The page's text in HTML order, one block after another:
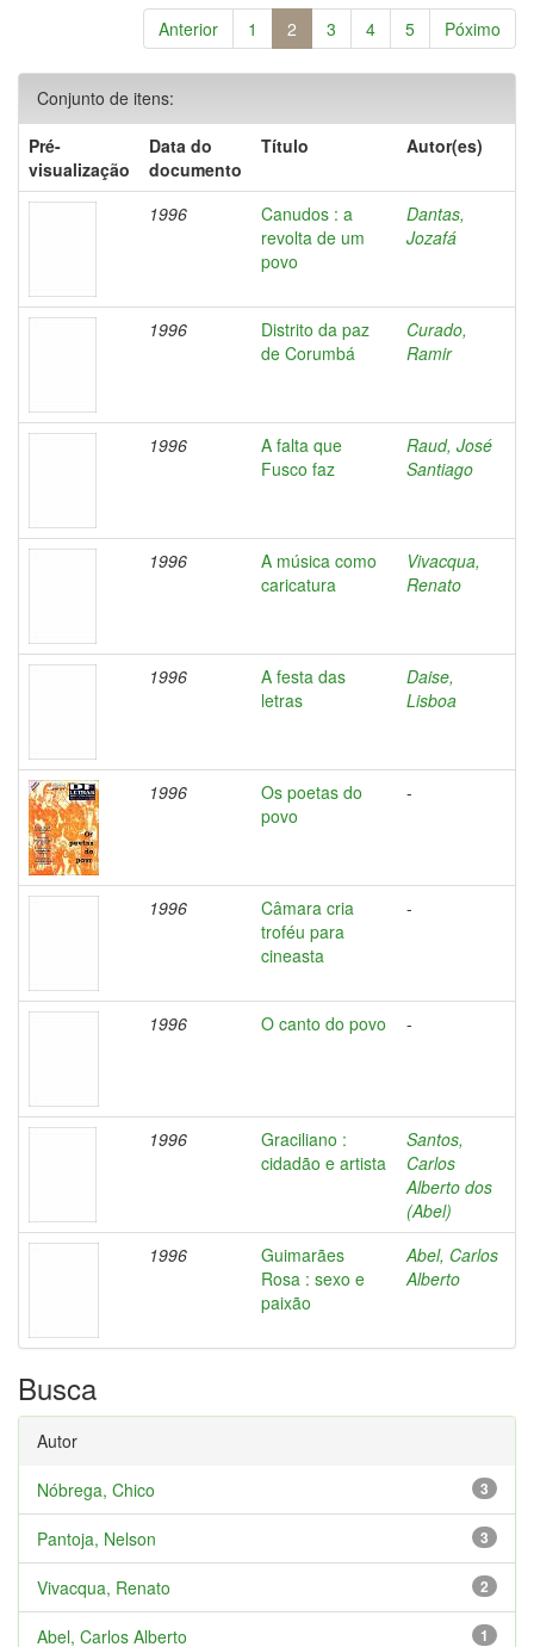
Anterior 1 2 3 4 5 Póximo
Conjunto de itens:
Pré-
visualização
Data do
documento
Título Autor(es)
1996
Canudos : a
revolta de um
povo
Dantas,
Jozafá
1996
Distrito da paz
de Corumbá
Curado,
Ramir
1996
A falta que
Fusco faz
Raud, José
Santiago
1996
A música como
caricatura
Vivacqua,
Renato
1996
A festa das
letras
Daise,
Lisboa
1996
Os poetas do
povo
-
1996
Câmara cria
troféu para
cineasta
-
1996 O canto do povo -
1996
Graciliano :
cidadão e artista
Santos,
Carlos
Alberto dos
(Abel)
1996
Guimarães
Rosa : sexo e
paixão
Abel, Carlos
Alberto
Busca
Autor
3
Nóbrega, Chico
3
Pantoja, Nelson
2
Vivacqua, Renato
1
Abel, Carlos Alberto